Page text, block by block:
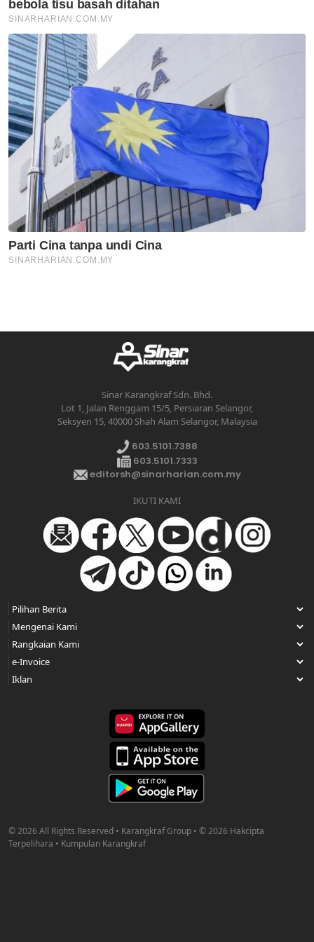
Sinar Karangkraf Sdn. Bhd.
Lot 1, Jalan Renggam 15/5, Persiaran Selangor,
Seksyen 15, 40000 Shah Alam Selangor, Malaysia
603.5101.7388
603.5101.7333
editorsh@sinarharian.com.my
IKUTI KAMI
© 2026 All Rights Reserved • Karangkraf Group • © 2026 Hakcipta
Terpelihara • Kumpulan Karangkraf